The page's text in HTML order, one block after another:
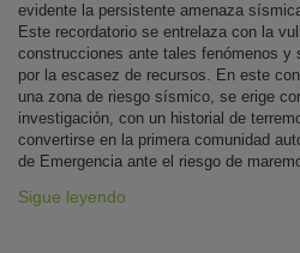
evidente la persistente amenaza
Este recordatorio se entrelaza con la
construcciones ante tales fenómenos y
por la escasez de recursos. En este
una zona de riesgo sísmico, se erige
investigación, con un historial de
convertirse en la primera comunidad
de Emergencia ante el riesgo de
Sigue leyendo